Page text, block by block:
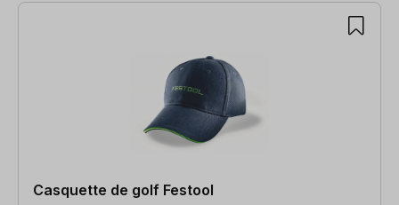
Casquette de golf Festool